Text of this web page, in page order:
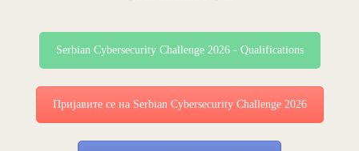
Serbian Cybersecurity Challenge 2026 - Qualifications
Пријавите се на Serbian Cybersecurity Challenge 2026